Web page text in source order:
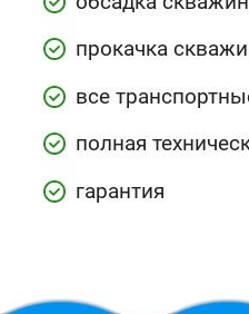
прокачка
все
полная
гарантия